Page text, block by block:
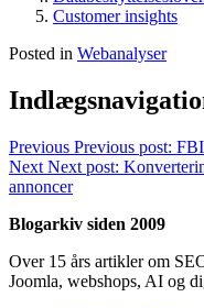
Customer insights
Posted in Webanalyser
Previous Previous post:
Next Next post:
annoncer
Blogarkiv siden 2009
Over 15 års artikler om
Joomla, webshops, AI og